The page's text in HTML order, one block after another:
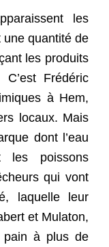
les
quantité de
les produits
Frédéric
à Hem,
locaux. Mais
dont l’eau
les poissons
qui vont
laquelle leur
et Mulaton,
pain à plus de